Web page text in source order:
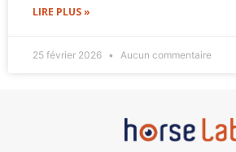
LIRE PLUS »
25 février 2026 Aucun commentaire